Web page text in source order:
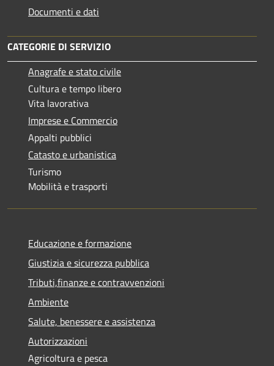
Documenti e dati
CATEGORIE DI SERVIZIO
Anagrafe e stato civile
Cultura e tempo libero
Vita lavorativa
Imprese e Commercio
Appalti pubblici
Catasto e urbanistica
Turismo
Mobilità e trasporti
Educazione e formazione
Giustizia e sicurezza pubblica
Tributi,finanze e contravvenzioni
Ambiente
Salute, benessere e assistenza
Autorizzazioni
Agricoltura e pesca